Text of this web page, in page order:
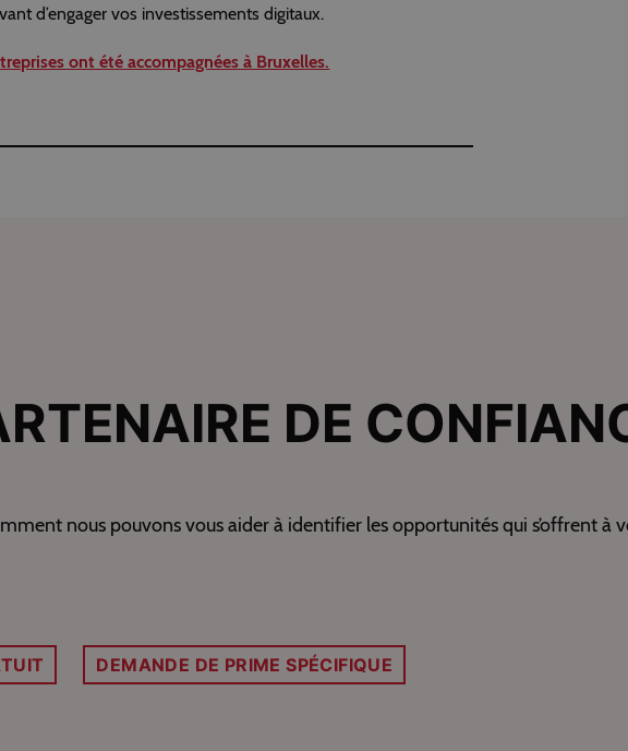
d’engager vos investissements digitaux.
ont été accompagnées à Bruxelles.
DE
nous pouvons vous aider à identifier les opportunités qui s’offrent à
DEMANDE DE PRIME SPÉCIFIQUE